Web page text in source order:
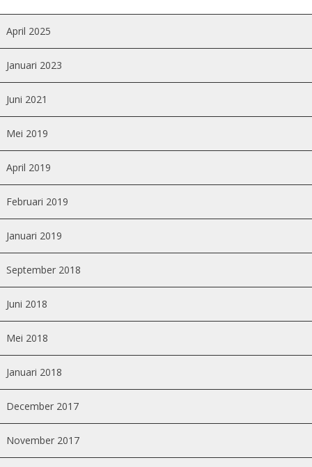
April 2025
Januari 2023
Juni 2021
Mei 2019
April 2019
Februari 2019
Januari 2019
September 2018
Juni 2018
Mei 2018
Januari 2018
December 2017
November 2017